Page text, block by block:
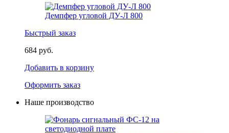
Демпфер угловой ДУ-Л 800
Быстрый заказ
684 руб.
Добавить в корзину
Оформить заказ
Наше производство